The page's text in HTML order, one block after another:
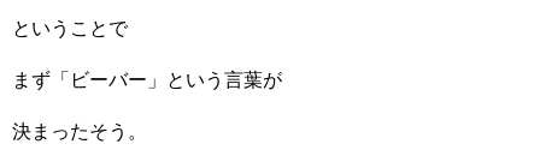
ということで
まず「ビーバー」という言葉が
決まったそう。